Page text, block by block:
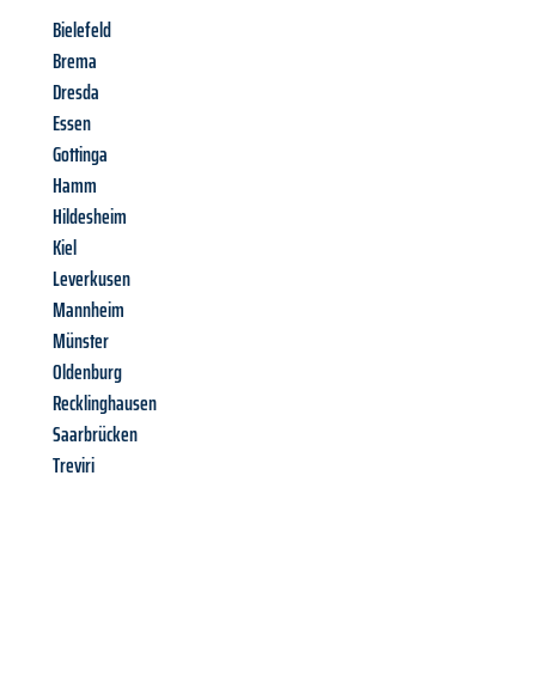
Bielefeld
Brema
Dresda
Essen
Gottinga
Hamm
Hildesheim
Kiel
Leverkusen
Mannheim
Münster
Oldenburg
Recklinghausen
Saarbrücken
Treviri